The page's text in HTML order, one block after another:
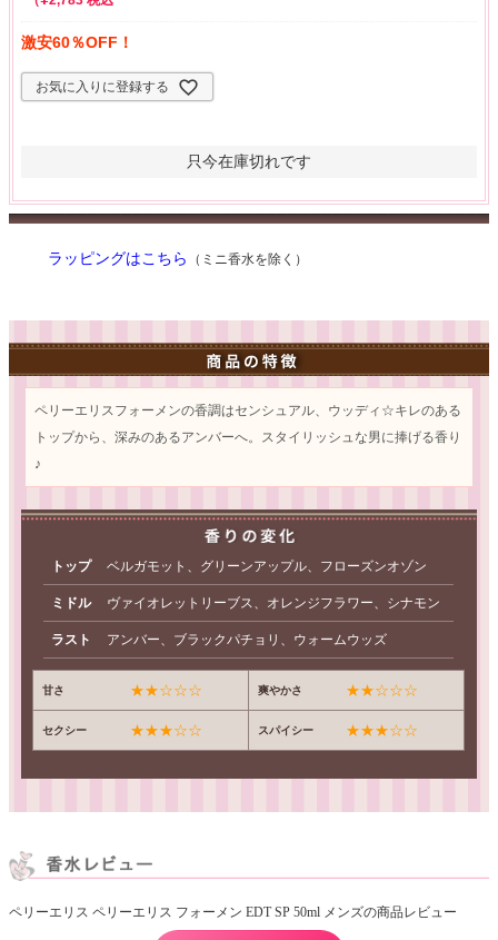
激安60％OFF！
お気に入りに登録する
只今在庫切れです
ラッピングはこちら （ミニ香水を除く）
ペリーエリスフォーメンの香調はセンシュアル、ウッディ☆キレのある
トップから、深みのあるアンバーへ。スタイリッシュな男に捧げる香り
♪
トップ ベルガモット、グリーンアップル、フローズンオゾン
ミドル ヴァイオレットリーブス、オレンジフラワー、シナモン
ラスト アンバー、ブラックパチョリ、ウォームウッズ
甘さ ★★☆☆☆ 爽やかさ ★★☆☆☆
セクシー ★★★☆☆ スパイシー ★★★☆☆
ペリーエリス ペリーエリス フォーメン EDT SP 50ml メンズの商品レビュー